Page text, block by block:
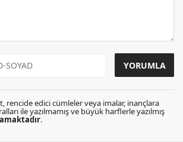
rencide edici cümleler veya imalar, inançlara
ile yazılmamış ve büyük harflerle yazılmış
.